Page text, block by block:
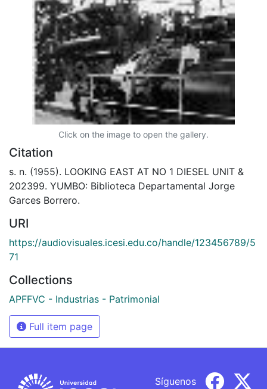
Click on the image to open the gallery.
Citation
s. n. (1955). LOOKING EAST AT NO 1 DIESEL UNIT &
202399. YUMBO: Biblioteca Departamental Jorge
Garces Borrero.
URI
https://audiovisuales.icesi.edu.co/handle/123456789/5
71
Collections
APFFVC - Industrias - Patrimonial
Full item page
Síguenos